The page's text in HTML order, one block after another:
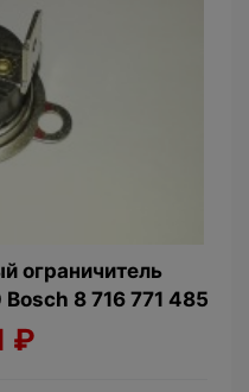
ограничитель
8 716 771 485
₽